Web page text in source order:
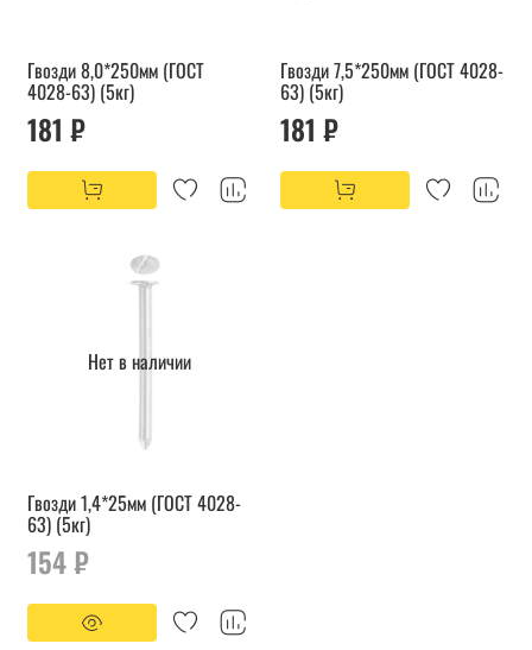
Гвозди 8,0*250мм (ГОСТ
4028-63) (5кг)
181 ₽
Гвозди 7,5*250мм (ГОСТ 4028-
63) (5кг)
181 ₽
Нет в наличии
Гвозди 1,4*25мм (ГОСТ 4028-
63) (5кг)
154 ₽